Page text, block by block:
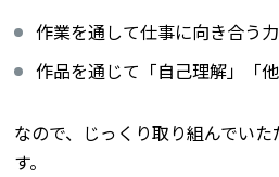
作業を通して仕事に向き合う力
作品を通じて「自己理解」「
なので、じっくり取り組んでい
す。